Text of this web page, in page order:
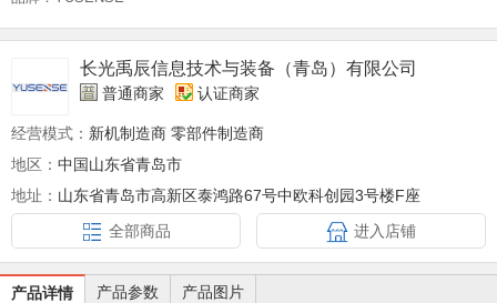
长光禹辰信息技术与装备（青岛）有限公司
普通商家 认证商家
经营模式： 新机制造商 零部件制造商
地区： 中国山东省青岛市
地址： 山东省青岛市高新区泰鸿路67号中欧科创园3号楼F座
全部商品
进入店铺
产品详情 产品参数 产品图片